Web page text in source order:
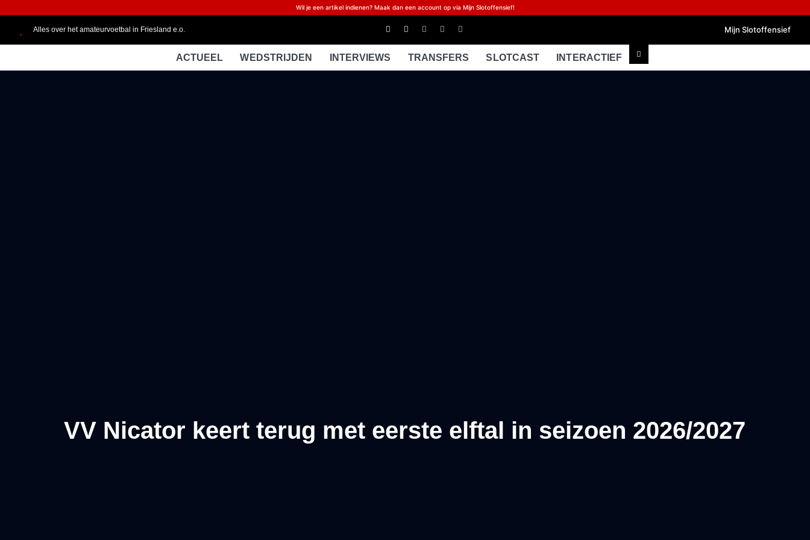
Wil je een artikel indienen? Maak dan een account op via Mijn Slotoffensief!
Mijn Slotoffensief
Alles over het amateurvoetbal in Friesland e.o.
ACTUEEL WEDSTRIJDEN INTERVIEWS TRANSFERS SLOTCAST INTERACTIEF
VV Nicator keert terug met eerste elftal in seizoen 2026/2027